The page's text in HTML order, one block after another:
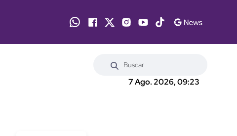
7 Ago. 2026, 09:23